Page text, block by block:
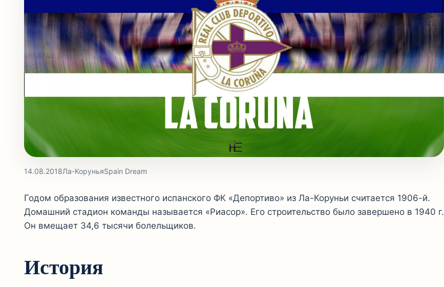
14.08.2018Ла-КоруньяSpain Dream
Годом образования известного испанского ФК «Депортиво» из Ла-Коруньи считается 1906-й.
Домашний стадион команды называется «Риасор». Его строительство было завершено в 1940 г.
Он вмещает 34,6 тысячи болельщиков.
История